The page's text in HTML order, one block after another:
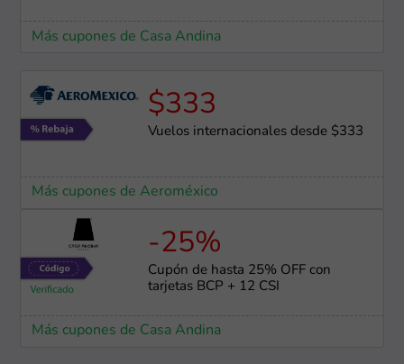
Más cupones de Casa Andina
$333
Vuelos internacionales desde $333
Más cupones de Aeroméxico
-25%
Cupón de hasta 25% OFF con
tarjetas BCP + 12 CSI
Más cupones de Casa Andina